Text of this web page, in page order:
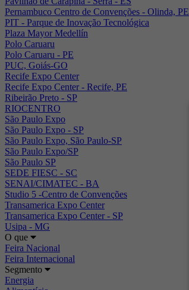
Pernambuco Centro de Convenções - Olinda, PE
PIT - Parque de Inovação Tecnológica
Plaza Mayor Medellín
Polo Caruaru
Polo Caruaru - PE
PUC, Goiás-GO
Recife Expo Center
Recife Expo Center - Recife, PE
Ribeirão Preto - SP
RIOCENTRO
São Paulo Expo
São Paulo Expo - SP
São Paulo Expo, São Paulo-SP
São Paulo Expo/SP
São Paulo SP
SEDE FIESC - SC
SENAI/CIMATEC - BA
Studio 5 -Centro de Convenções
Transamerica Expo Center
Transamerica Expo Center - SP
Usipa - MG
O que
Feira Nacional
Feira Internacional
Segmento
Energia